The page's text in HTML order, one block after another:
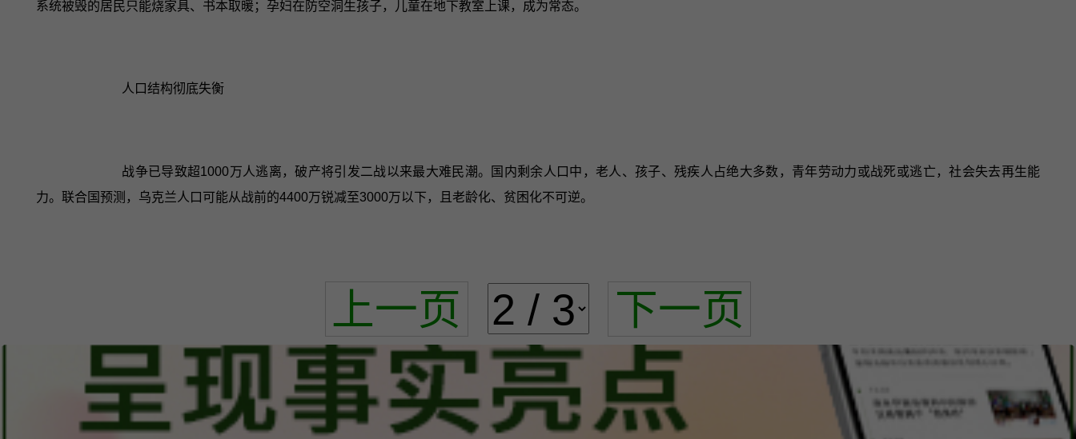
系统被毁的居民只能烧家具、书本取暖；孕妇在防空洞生孩子，儿童在地下教室上课，成为常态。
人口结构彻底失衡
战争已导致超1000万人逃离，破产将引发二战以来最大难民潮。国内剩余人口中，老人、孩子、残疾人占绝大多数，青年劳动力或战死或逃亡，社会失去再生能
力。联合国预测，乌克兰人口可能从战前的4400万锐减至3000万以下，且老龄化、贫困化不可逆。
上一页 下一页